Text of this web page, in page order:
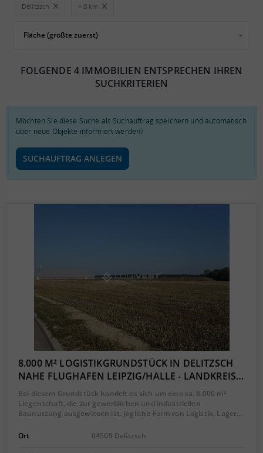
Delitzsch + 0 km
FOLGENDE 4 IMMOBILIEN ENTSPRECHEN IHREN
SUCHKRITERIEN
Möchten Sie diese Suche als Suchauftrag speichern und automatisch
über neue Objekte informiert werden?
SUCHAUFTRAG ANLEGEN
8.000 M² LOGISTIKGRUNDSTÜCK IN DELITZSCH
NAHE FLUGHAFEN LEIPZIG/HALLE - LANDKREIS…
Bei diesem Grundstück handelt es sich um eine ca. 8.000 m²
Liegenschaft, die zur gewerblichen und industriellen
Baunutzung ausgewiesen ist. Jegliche Form von Logistik, Lager…
Ort 04509 Delitzsch